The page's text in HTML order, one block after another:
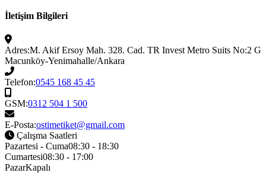
İletişim Bilgileri
Adres:M. Akif Ersoy Mah. 328. Cad. TR Invest Metro Suits No:2 G
Macunköy-Yenimahalle/Ankara
Telefon:0545 168 45 45
GSM:0312 504 1 500
E-Posta:ostimetiket@gmail.com
Çalışma Saatleri
Pazartesi - Cuma08:30 - 18:30
Cumartesi08:30 - 17:00
PazarKapalı